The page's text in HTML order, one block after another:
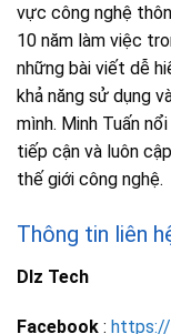
vực công nghệ
10 năm làm việc
những bài viết dễ
khả năng sử dụng
mình. Minh Tuấn
tiếp cận và luôn
thế giới công nghệ.
Thông tin liên
Dlz Tech
Facebook :